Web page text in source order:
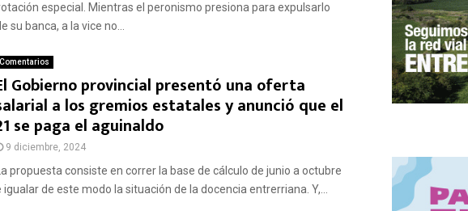
especial. Mientras el peronismo presiona para expulsarlo
su banca, a la vice no...
Comentarios
Gobierno provincial presentó una oferta
a los gremios estatales y anunció que el
se paga el aguinaldo
9 diciembre, 2024
propuesta consiste en correr la base de cálculo de junio a octubre
igualar de este modo la situación de la docencia entrerriana. Y,...